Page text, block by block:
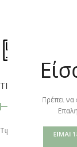
Πρέπει να
ΕΊΜΑΙ
ΤΙΜΉ
Τιμή: 50 €